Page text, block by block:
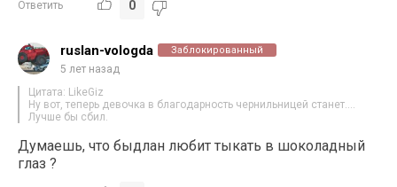
Ответить 0
ruslan-vologda Заблокированный
5 лет назад
Цитата: LikeGiz
Ну вот, теперь девочка в благодарность чернильницей станет….
Лучше бы сбил.
Думаешь, что быдлан любит тыкать в шоколадный
глаз ?